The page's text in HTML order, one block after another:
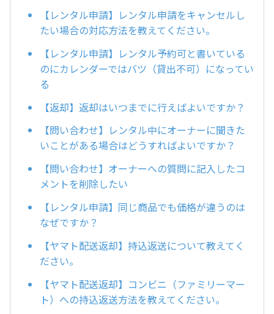
【レンタル申請】レンタル申請をキャンセルし
たい場合の対応方法を教えてください。
【レンタル申請】レンタル予約可と書いている
のにカレンダーではバツ（貸出不可）になってい
る
【返却】返却はいつまでに行えばよいですか？
【問い合わせ】レンタル中にオーナーに聞きた
いことがある場合はどうすればよいですか？
【問い合わせ】オーナーへの質問に記入したコ
メントを削除したい
【レンタル申請】同じ商品でも価格が違うのは
なぜですか？
【ヤマト配送返却】持込返送について教えてく
ださい。
【ヤマト配送返却】コンビニ（ファミリーマー
ト）への持込返送方法を教えてください。